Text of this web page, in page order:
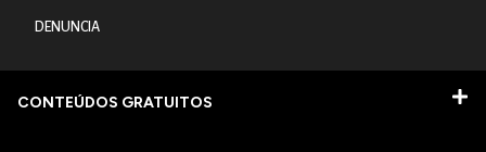
DENUNCIA
CONTEÚDOS GRATUITOS